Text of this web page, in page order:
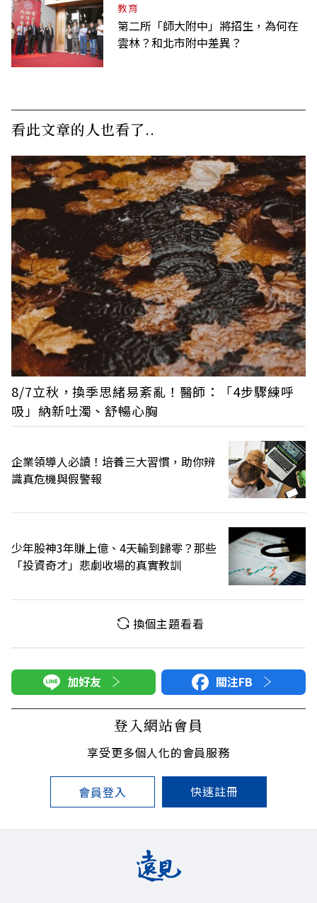
教育
第二所「師大附中」將招生，為何在
雲林？和北市附中差異？
看此文章的人也看了..
8/7立秋，換季思緒易紊亂！醫師：「4步驟練呼
吸」納新吐濁、舒暢心胸
企業領導人必讀！培養三大習慣，助你辨
識真危機與假警報
少年股神3年賺上億、4天輸到歸零？那些
「投資奇才」悲劇收場的真實教訓
換個主題看看
加好友 關注FB
登入網站會員
享受更多個人化的會員服務
會員登入 快速註冊